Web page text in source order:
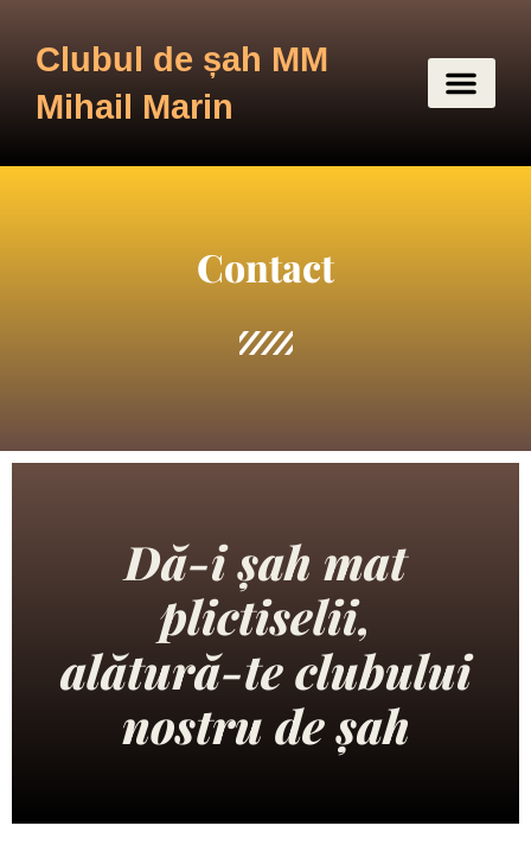
Clubul de șah MM
Mihail Marin
Contact
Dă-i șah mat
plictiselii,
alătură-te clubului
nostru de șah